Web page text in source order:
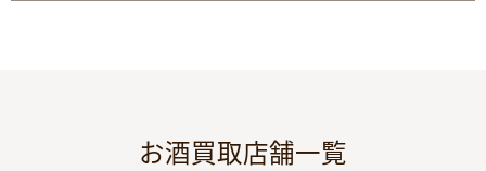
お酒買取店舗一覧